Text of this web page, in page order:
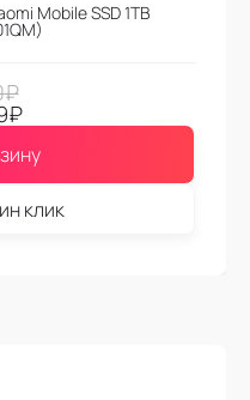
Mobile SSD 1TB
₽
₽
клик